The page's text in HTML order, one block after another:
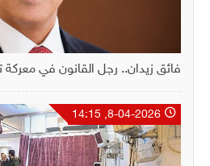
فائق زيدان.. رجل القانون في معركة